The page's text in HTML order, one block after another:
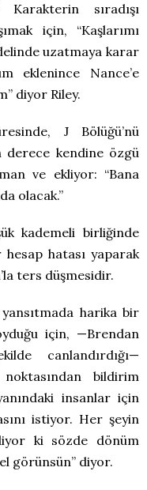
sıradışı
için, “Kaşlarımı
uzatmaya karar
eklenince Nance’e
diyor Riley.
J Bölüğü’nü
derece kendine özgü
ve ekliyor: “Bana
olacak.”
kademeli birliğinde
hatası yaparak
ters düşmesidir.
yansıtmada harika bir
için, —Brendan
canlandırdığı—
bildirim
insanlar için
istiyor. Her şeyin
ki sözde dönüm
görünsün” diyor.